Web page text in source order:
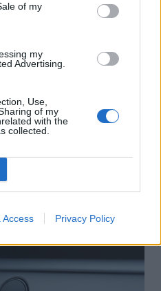
of my
my
Advertising.
Use,
of my
with the
collected.
Access Privacy Policy
à Tesla
2026